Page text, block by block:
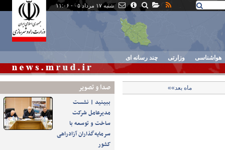
شنبه ۱۷ مرداد ۰۵ - ۱۱:۰۶
هواشناسی وزارتی چند رسانه ای
صدا و تصوير
ببینید | نشست
مدیرعامل شرکت
ساخت و توسعه با
سرمایه‌گذاران آزادراهی
کشور
ماه بعد»»